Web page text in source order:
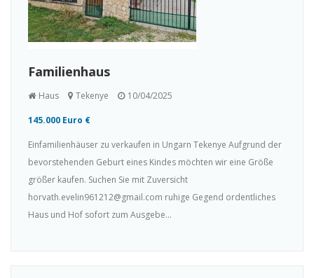
Familienhaus
Haus Tekenye 10/04/2025
145.000 Euro €
Einfamilienhäuser zu verkaufen in Ungarn Tekenye Aufgrund der
bevorstehenden Geburt eines Kindes möchten wir eine Größe
größer kaufen. Suchen Sie mit Zuversicht
horvath.evelin961212@gmail.com ruhige Gegend ordentliches
Haus und Hof sofort zum Ausgebe...